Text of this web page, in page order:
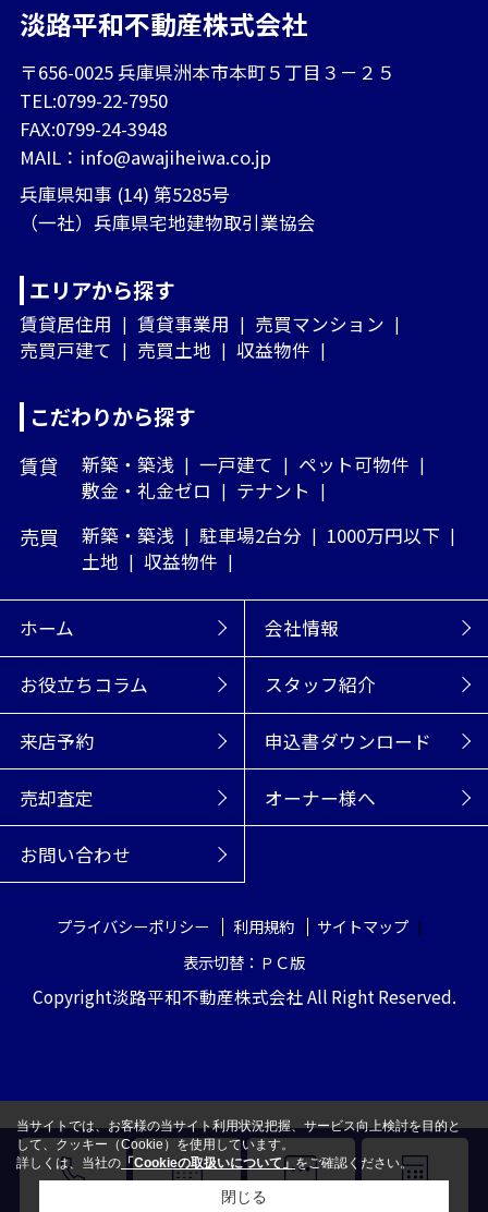
淡路平和不動産株式会社
〒656-0025 兵庫県洲本市本町５丁目３－２５
TEL:0799-22-7950
FAX:0799-24-3948
MAIL： info@awajiheiwa.co.jp
兵庫県知事 (14) 第5285号
（一社）兵庫県宅地建物取引業協会
エリアから探す
賃貸居住用 賃貸事業用
売買マンション
売買戸建て
売買土地 収益物件
こだわりから探す
賃貸 新築・築浅 一戸建て
ペット可物件
敷金・礼金ゼロ
テナント
売買 新築・築浅 駐車場2台分
1000万円以下
土地
収益物件
ホーム 会社情報
お役立ちコラム スタッフ紹介
来店予約 申込書ダウンロード
売却査定 オーナー様へ
お問い合わせ
プライバシーポリシー 利用規約
サイトマップ
表示切替：ＰＣ版
Copyright淡路平和不動産株式会社 All Right Reserved.
当サイトでは、お客様の当サイト利用状況把握、サービス向上検討を目的と
して、クッキー（Cookie）を使用しています。
詳しくは、当社の 「Cookieの取扱いについて」 をご確認ください。
閉じる